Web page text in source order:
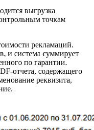
выгрузка
точкам
рекламаций.
и система суммирует
по гарантии.
отчета, содержащего
реквизита,